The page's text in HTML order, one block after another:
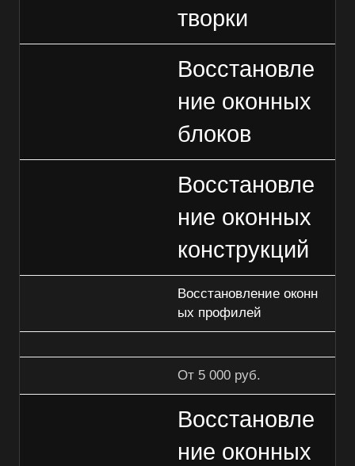
творки
Восстановле
ние оконных
блоков
Восстановле
ние оконных
конструкций
Восстановление оконн
ых профилей
От 5 000 руб.
Восстановле
ние оконных